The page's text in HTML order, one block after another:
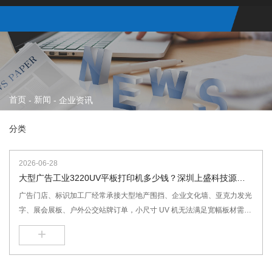
首页 - 新闻 - 企业资讯
分类
2026-06-28
大型广告工业3220UV平板打印机多少钱？深圳上盛科技源头
广告门店、标识加工厂经常承接大型地产围挡、企业文化墙、亚克力发光
字、展会展板、户外公交站牌订单，小尺寸 UV 机无法满足宽幅板材需
求。3220 大幅面 UV 平板打印机一机搞定亚克力、PVC、KT 板、铝塑
板、雪弗板所有广告材料。
3220 大型工业 UV 平板打印机,岩板玻璃背景墙 UV 打印机,配电箱金属面
+